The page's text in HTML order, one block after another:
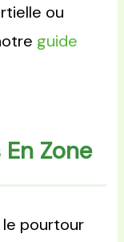
ou
guide
Zone
pourtour